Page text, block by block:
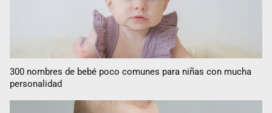
300 nombres de bebé poco comunes para niñas con mucha
personalidad